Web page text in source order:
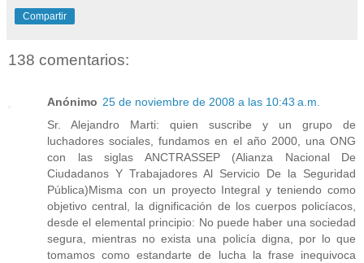
Compartir
138 comentarios:
Anónimo 25 de noviembre de 2008 a las 10:43 a.m.
Sr. Alejandro Marti: quien suscribe y un grupo de
luchadores sociales, fundamos en el año 2000, una ONG
con las siglas ANCTRASSEP (Alianza Nacional De
Ciudadanos Y Trabajadores Al Servicio De la Seguridad
Pública)Misma con un proyecto Integral y teniendo como
objetivo central, la dignificación de los cuerpos policíacos,
desde el elemental principio: No puede haber una sociedad
segura, mientras no exista una policía digna, por lo que
tomamos como estandarte de lucha la frase inequivoca